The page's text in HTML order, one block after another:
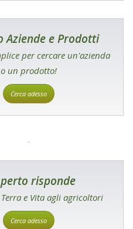
Aziende e Prodotti
per cercare un'azienda
o un prodotto!
Cerca adesso
risponde
e Vita agli agricoltori
Cerca adesso